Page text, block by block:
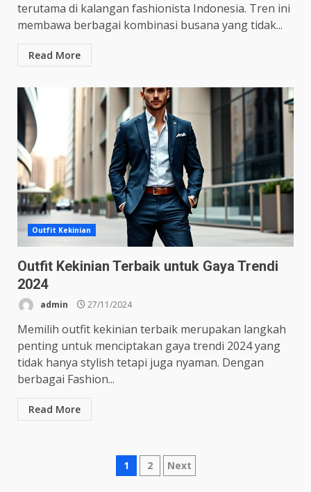
terutama di kalangan fashionista Indonesia. Tren ini
membawa berbagai kombinasi busana yang tidak...
Read More
Outfit Kekinian
Outfit Kekinian Terbaik untuk Gaya Trendi
2024
admin 27/11/2024
Memilih outfit kekinian terbaik merupakan langkah
penting untuk menciptakan gaya trendi 2024 yang
tidak hanya stylish tetapi juga nyaman. Dengan
berbagai Fashion...
Read More
Posts
1 2 Next